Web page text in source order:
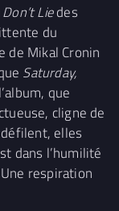
Don’t Liedes
du
de Mikal Cronin
Saturday,
que
cligne de
elles
dans l’humilité
respiration